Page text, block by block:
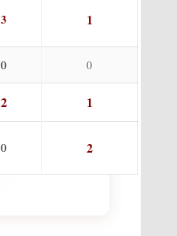
3 1
0 0
2 1
0 2